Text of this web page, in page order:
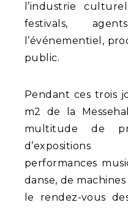
l’industrie
festivals,
l’événementiel,
public.
Pendant ces trois
m2 de la
multitude de
performances
danse, de machines
le rendez-vous